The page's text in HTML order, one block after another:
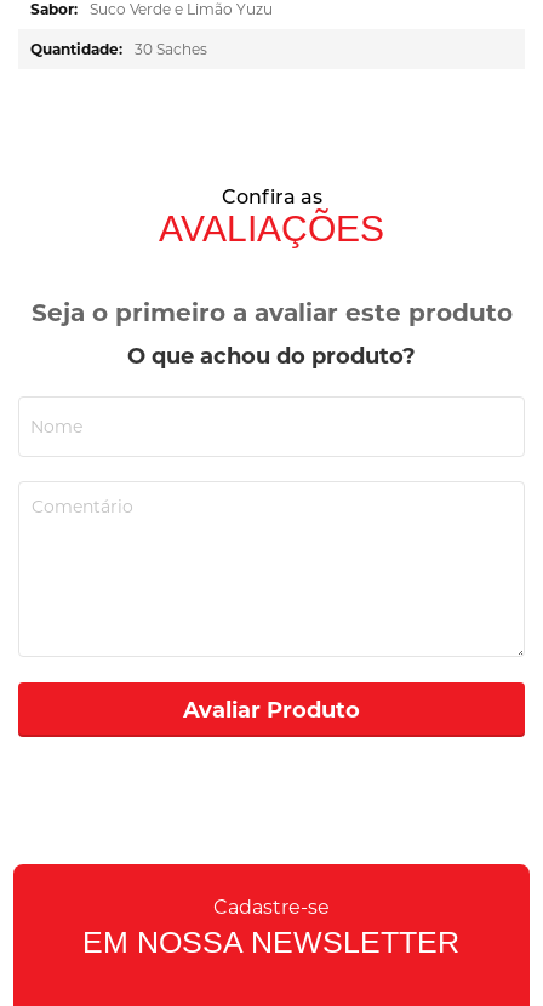
Suco Verde e Limão Yuzu
30 Saches
Confira as
AVALIAÇÕES
Seja o primeiro a avaliar este produto
O que achou do produto?
Avaliar Produto
Cadastre-se
EM NOSSA NEWSLETTER